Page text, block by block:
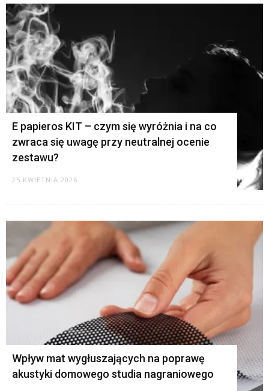
E papieros KIT – czym się wyróżnia i na co
zwraca się uwagę przy neutralnej ocenie
zestawu?
25 KWIETNIA 2026
Wpływ mat wygłuszających na poprawę
akustyki domowego studia nagraniowego